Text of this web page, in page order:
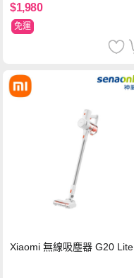
$1,980
免運
Xiaomi 無線吸塵器 G20 Lite